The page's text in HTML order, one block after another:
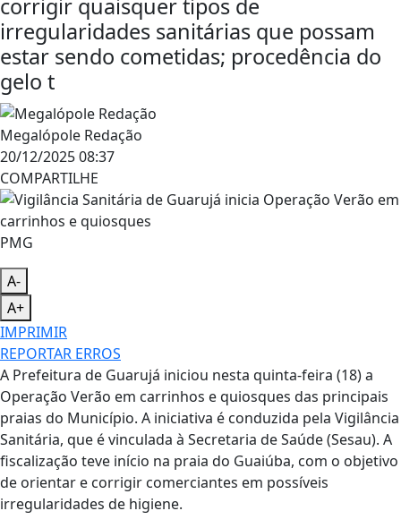
corrigir quaisquer tipos de
irregularidades sanitárias que possam
estar sendo cometidas; procedência do
gelo t
Megalópole Redação
20/12/2025 08:37
COMPARTILHE
PMG
A-
A+
IMPRIMIR
REPORTAR ERROS
A Prefeitura de Guarujá iniciou nesta quinta-feira (18) a
Operação Verão em carrinhos e quiosques das principais
praias do Município. A iniciativa é conduzida pela Vigilância
Sanitária, que é vinculada à Secretaria de Saúde (Sesau). A
fiscalização teve início na praia do Guaiúba, com o objetivo
de orientar e corrigir comerciantes em possíveis
irregularidades de higiene.